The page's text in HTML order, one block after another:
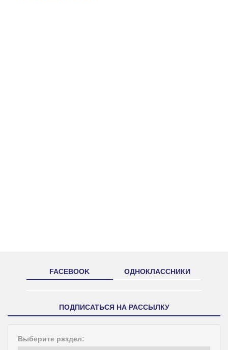
FACEBOOK ОДНОКЛАССНИКИ
ПОДПИСАТЬСЯ НА РАССЫЛКУ
Выберите раздел: